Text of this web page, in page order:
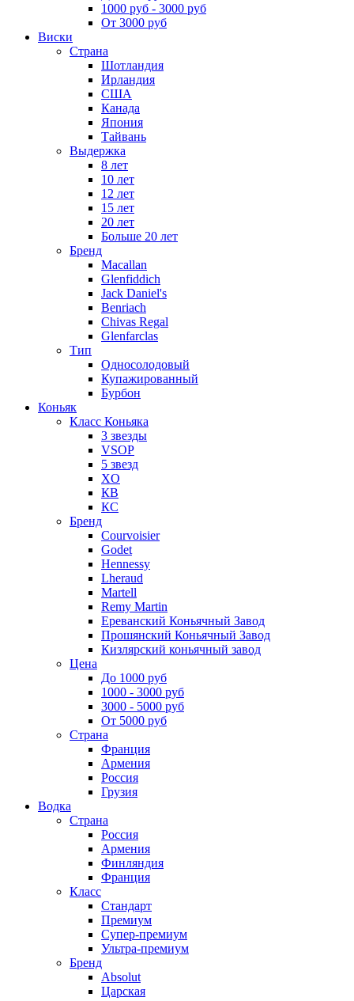
1000 руб - 3000 руб
От 3000 руб
Виски
Страна
Шотландия
Ирландия
США
Канада
Япония
Тайвань
Выдержка
8 лет
10 лет
12 лет
15 лет
20 лет
Больше 20 лет
Бренд
Macallan
Glenfiddich
Jack Daniel's
Benriach
Chivas Regal
Glenfarclas
Тип
Односолодовый
Купажированный
Бурбон
Коньяк
Класс Коньяка
3 звезды
VSOP
5 звезд
XO
КВ
КС
Бренд
Courvoisier
Godet
Hennessy
Lheraud
Martell
Remy Martin
Ереванский Коньячный Завод
Прошянский Коньячный Завод
Кизлярский коньячный завод
Цена
До 1000 руб
1000 - 3000 руб
3000 - 5000 руб
От 5000 руб
Страна
Франция
Армения
Россия
Грузия
Водка
Страна
Россия
Армения
Финляндия
Франция
Класс
Стандарт
Премиум
Супер-премиум
Ультра-премиум
Бренд
Absolut
Царская